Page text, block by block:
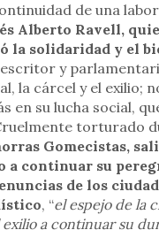
de una
Alberto Ravell,
la solidaridad y el
y
la cárcel y el exilio;
en su lucha social,
torturado
Gomecistas,
a continuar su
de los
, “el espejo de la
a continuar su